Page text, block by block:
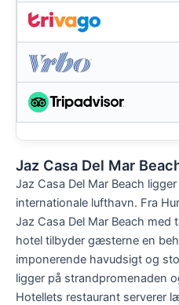
Jaz Casa Del Mar
Jaz Casa Del Mar Beach
internationale lufthavn. Fra
Jaz Casa Del Mar Beach med
hotel tilbyder gæsterne en
imponerende havudsigt og
ligger på strandpromenaden
Hotellets restaurant serverer